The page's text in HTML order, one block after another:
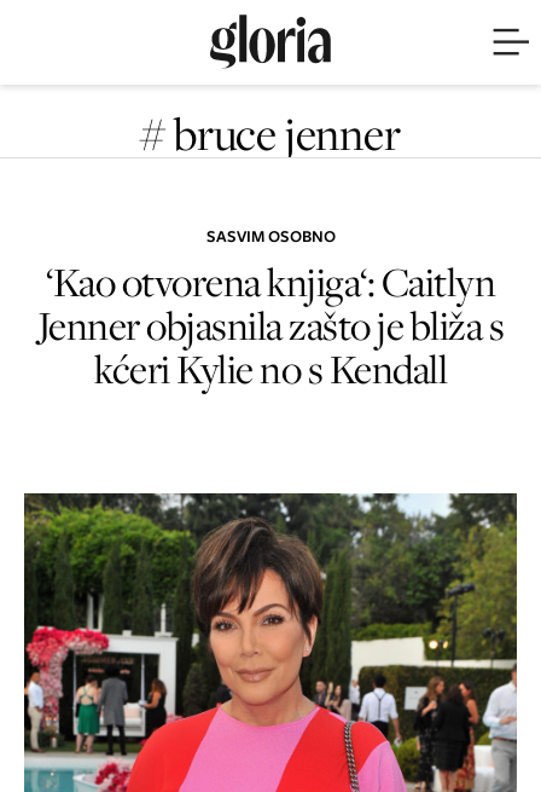
# bruce jenner
SASVIM OSOBNO
‘Kao otvorena knjiga‘: Caitlyn
Jenner objasnila zašto je bliža s
kćeri Kylie no s Kendall